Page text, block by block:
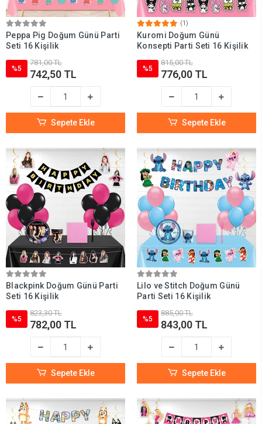
Peppa Pig Doğum Günü Parti
Seti 16 Kişilik
%5
781,00 TL
742,50 TL
Sepete Ekle
(1)
Kuromi Doğum Günü
Konsepti Parti Seti 16 Kişilik
%5
815,00 TL
776,00 TL
Sepete Ekle
Blackpink Doğum Günü Parti
Seti 16 Kişilik
%5
823,30 TL
782,00 TL
Sepete Ekle
Lilo ve Stitch Doğum Günü
Parti Seti 16 Kişilik
%5
885,00 TL
843,00 TL
Sepete Ekle